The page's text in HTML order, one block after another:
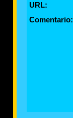
URL:
Comentario: